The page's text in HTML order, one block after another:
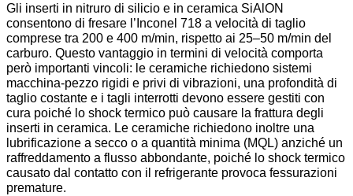
Gli inserti in nitruro di silicio e in ceramica SiAlON
consentono di fresare l’Inconel 718 a velocità di taglio
comprese tra 200 e 400 m/min, rispetto ai 25–50 m/min del
carburo. Questo vantaggio in termini di velocità comporta
però importanti vincoli: le ceramiche richiedono sistemi
macchina-pezzo rigidi e privi di vibrazioni, una profondità di
taglio costante e i tagli interrotti devono essere gestiti con
cura poiché lo shock termico può causare la frattura degli
inserti in ceramica. Le ceramiche richiedono inoltre una
lubrificazione a secco o a quantità minima (MQL) anziché un
raffreddamento a flusso abbondante, poiché lo shock termico
causato dal contatto con il refrigerante provoca fessurazioni
premature.